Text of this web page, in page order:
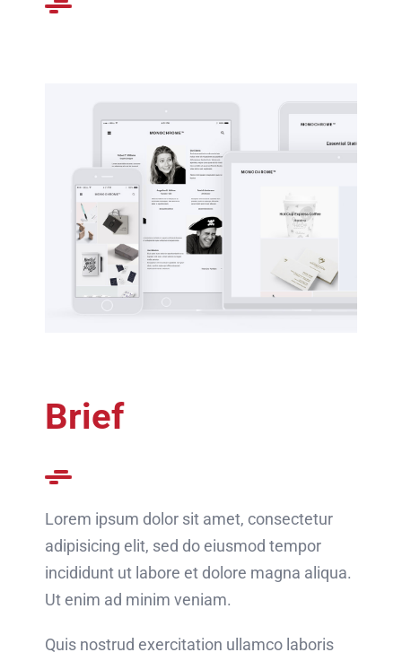
Brief
Lorem ipsum dolor sit amet, consectetur
adipisicing elit, sed do eiusmod tempor
incididunt ut labore et dolore magna aliqua.
Ut enim ad minim veniam.
Quis nostrud exercitation ullamco laboris